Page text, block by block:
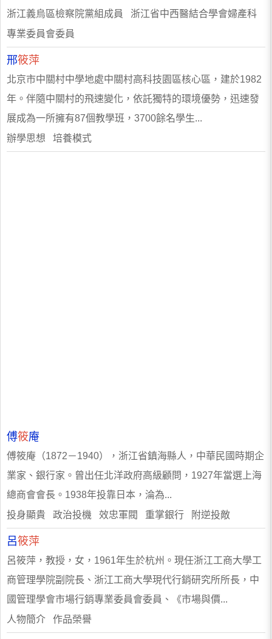
浙江義烏區檢察院黨組成員 浙江省中西醫結合學會婦產科
專業委員會委員
邢筱萍
北京市中關村中學地處中關村高科技園區核心區，建於1982
年。伴隨中關村的飛速變化，依託獨特的環境優勢，迅速發
展成為一所擁有87個教學班，3700餘名學生...
辦學思想 培養模式
傅筱庵
傅筱庵（1872－1940），浙江省鎮海縣人，中華民國時期企
業家、銀行家。曾出任北洋政府高級顧問，1927年當選上海
總商會會長。1938年投靠日本，淪為...
投身顯貴 政治投機 效忠軍閥 重掌銀行 附逆投敵
呂筱萍
呂筱萍，教授，女，1961年生於杭州。現任浙江工商大學工
商管理學院副院長、浙江工商大學現代行銷研究所所長，中
國管理學會市場行銷專業委員會委員、《市場與價...
人物簡介 作品榮譽